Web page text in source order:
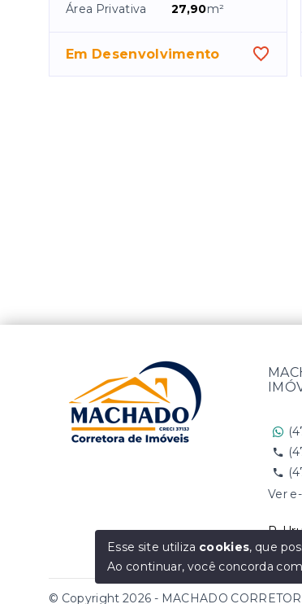
Área Privativa
27,90m²
Em Desenvolvimento
Ver
R.
SC,
© Copyright 2026 - MACHADO
Esse site utiliza cookies, que
Ao continuar, você concorda